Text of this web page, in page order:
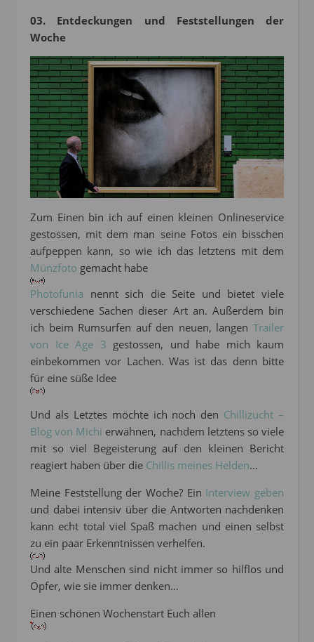
03. Entdeckungen und Feststellungen der
Woche
Zum Einen bin ich auf einen kleinen Onlineservice
gestossen, mit dem man seine Fotos ein bisschen
aufpeppen kann, so wie ich das letztens mit dem
Münzfoto gemacht habe
Photofunia nennt sich die Seite und bietet viele
verschiedene Sachen dieser Art an. Außerdem bin
ich beim Rumsurfen auf den neuen, langen Trailer
von Ice Age 3 gestossen, und habe mich kaum
einbekommen vor Lachen. Was ist das denn bitte
für eine süße Idee
Und als Letztes möchte ich noch den Chillizucht –
Blog von Michi erwähnen, nachdem letztens so viele
mit so viel Begeisterung auf den kleinen Bericht
reagiert haben über die Chillis meines Helden…
Meine Feststellung der Woche? Ein Interview geben
und dabei intensiv über die Antworten nachdenken
kann echt total viel Spaß machen und einen selbst
zu ein paar Erkenntnissen verhelfen.
Und alte Menschen sind nicht immer so hilflos und
Opfer, wie sie immer denken…
Einen schönen Wochenstart Euch allen